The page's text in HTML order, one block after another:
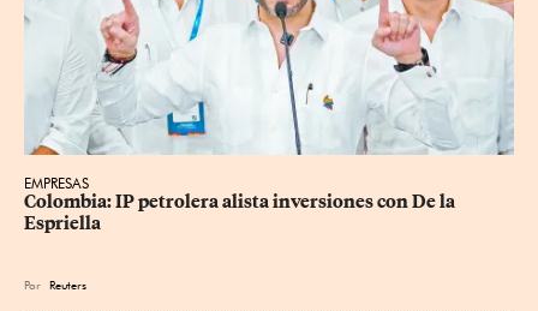
EMPRESAS
Colombia: IP petrolera alista inversiones con De la
Espriella
Por Reuters